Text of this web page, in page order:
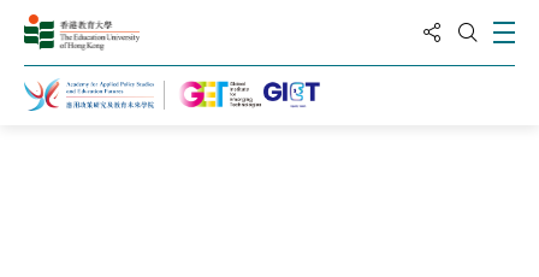
分享到
打开搜
打